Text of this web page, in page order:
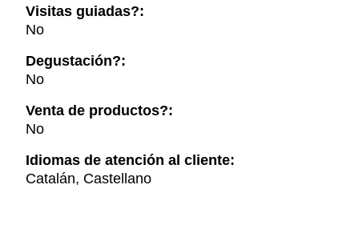
Visitas guiadas?:
No
Degustación?:
No
Venta de productos?:
No
Idiomas de atención al cliente:
Catalán, Castellano